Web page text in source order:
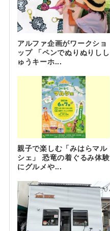
アルファ企画がワークショ
ップ 「ペンでぬりぬりしし
ゅうキーホ...
親子で楽しむ「みはらマル
シェ」 恐竜の着ぐるみ体験
にグルメや...